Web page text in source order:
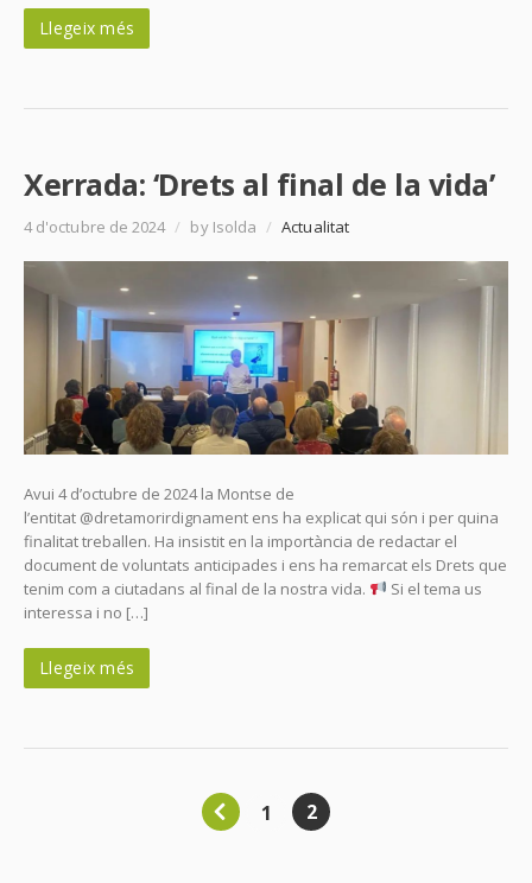
Llegeix més
Xerrada: ‘Drets al final de la vida’
4 d'octubre de 2024 / by Isolda / Actualitat
Avui 4 d’octubre de 2024 la Montse de
l’entitat @dretamorirdignament ens ha explicat qui són i per quina
finalitat treballen. Ha insistit en la importància de redactar el
document de voluntats anticipades i ens ha remarcat els Drets que
tenim com a ciutadans al final de la nostra vida.
Si el tema us
interessa i no […]
Llegeix més
1 2